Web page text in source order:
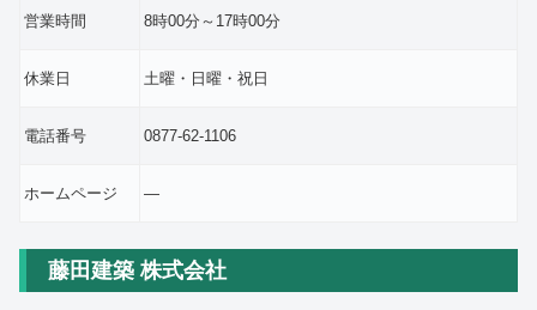
営業時間 8時00分～17時00分
休業日 土曜・日曜・祝日
電話番号 0877-62-1106
ホームページ ―
藤田建築 株式会社